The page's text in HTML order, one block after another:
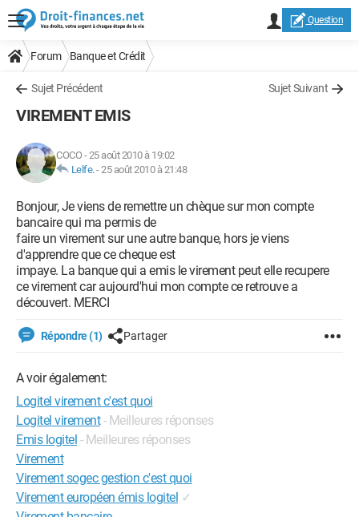
Question
Forum Banque et Crédit
Sujet Précédent Sujet Suivant
VIREMENT EMIS
COCO -25 août 2010 à 19:02
Lelfe.-25 août 2010 à 21:48
Bonjour, Je viens de remettre un chèque sur mon compte
bancaire qui ma permis de
faire un virement sur une autre banque, hors je viens
d'apprendre que ce cheque est
impaye. La banque qui a emis le virement peut elle recupere
ce virement car aujourd'hui mon compte ce retrouve a
découvert. MERCI
Répondre (1) Partager
A voir également:
Logitel virement c'est quoi
Logitel virement - Meilleures réponses
Emis logitel - Meilleures réponses
Virement
Virement sogec gestion c'est quoi
Virement européen émis logitel ✓